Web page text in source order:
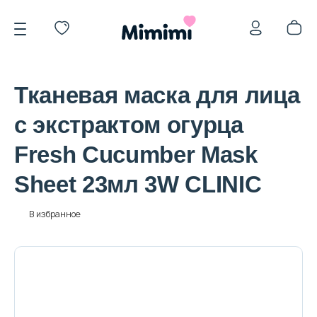
*OVERSTOCK -30%
Уход за лицом
Тканевая маска для лица
с экстрактом огурца
Fresh Cucumber Mask
Sheet 23мл 3W CLINIC
В избранное